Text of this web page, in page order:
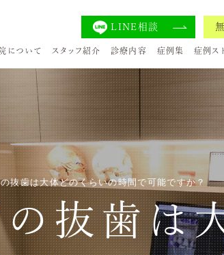
LINE相談
について スタッフ紹介 診療内容 症例集 症例ス
抜歯は大体どのくらいの時間で可能ですか？
抜歯は